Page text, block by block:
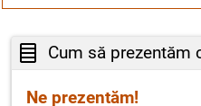
Cum să prezentăm
Ne prezentăm!